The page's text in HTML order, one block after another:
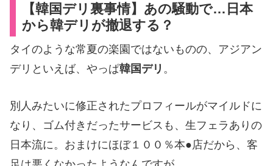
【韓国デリ 裏事情】 あの騒動で…日本
から韓デリ が撤退する？
タイのような常夏の楽園ではないものの、アジアン
デリといえば、やっぱ韓国デリ 。
別人みたいに修正されたプロフィールがマイルドに
なり、ゴム付きだったサービスも、生フェラありの
日本流に。おまけにほぼ１００％本●店だから、客